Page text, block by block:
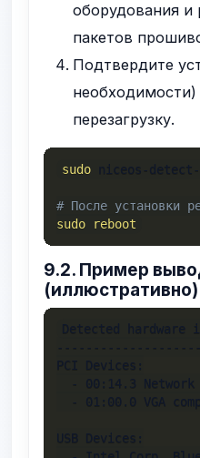
оборудования
пакетов
Подтвердите
перезагрузку.
sudo niceos-detect-
# После установки
sudo
reboot
9.2. Пример
(иллюстративно)